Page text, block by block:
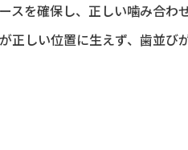
スを確保し、正しい噛み合わ
正しい位置に生えず、歯並び